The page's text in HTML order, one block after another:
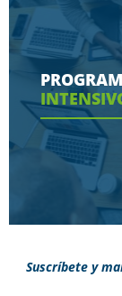
Suscríbete y